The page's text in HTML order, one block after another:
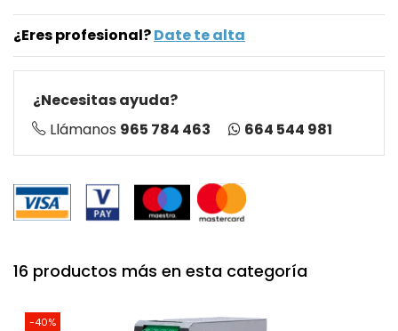
¿Eres profesional?Date te alta
¿Necesitas ayuda?
Llámanos 965 784 463 664 544 981
16 productos más en esta categoría
-40%